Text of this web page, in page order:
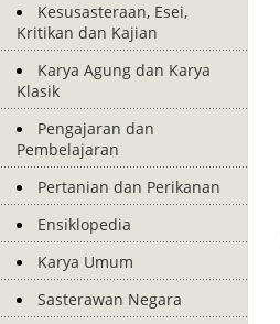
Kesusasteraan, Esei,
Kritikan dan Kajian
Karya Agung dan Karya
Klasik
Pengajaran dan
Pembelajaran
Pertanian dan Perikanan
Ensiklopedia
Karya Umum
Sasterawan Negara